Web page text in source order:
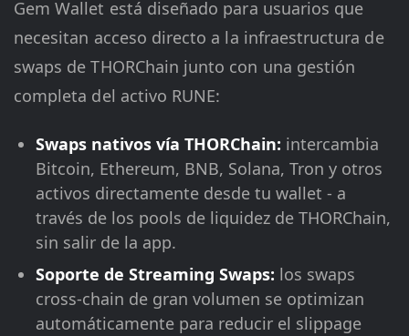
Gem Wallet está diseñado para usuarios que
necesitan acceso directo a la infraestructura de
swaps de THORChain junto con una gestión
completa del activo RUNE:
Swaps nativos vía THORChain: intercambia
Bitcoin, Ethereum, BNB, Solana, Tron y otros
activos directamente desde tu wallet - a
través de los pools de liquidez de THORChain,
sin salir de la app.
Soporte de Streaming Swaps: los swaps
cross-chain de gran volumen se optimizan
automáticamente para reducir el slippage